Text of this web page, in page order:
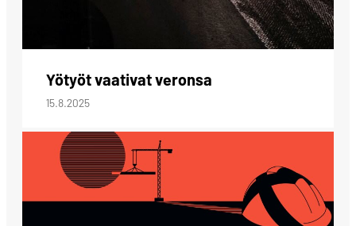
Yötyöt vaativat veronsa
15.8.2025